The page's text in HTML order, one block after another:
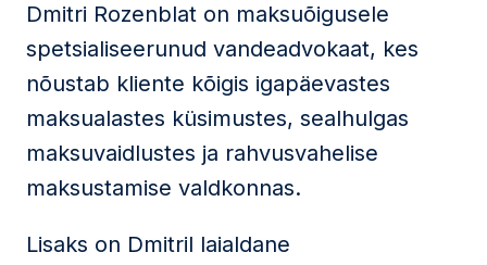
Nõustun privaatsuspoliitika
kasutustingimustega
Seda veebilehte kaitseb reCAPTCHA ning kehtivad
Google'iprivaatsuspoliitikajateenusetingimused
Saada
Dmitri Rozenblat on maksuõigusele
spetsialiseerunud vandeadvokaat, kes
nõustab kliente kõigis igapäevastes
maksualastes küsimustes, sealhulgas
maksuvaidlustes ja rahvusvahelise
maksustamise valdkonnas.
Lisaks on Dmitril laialdane